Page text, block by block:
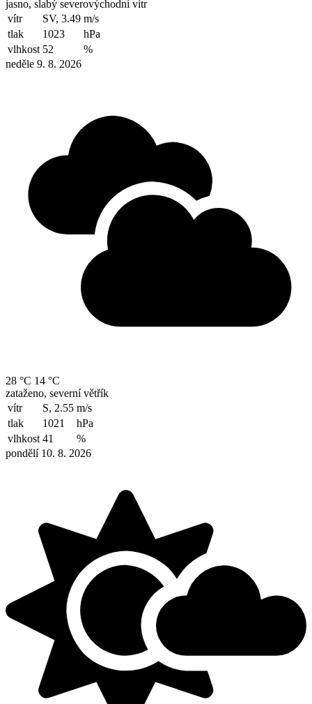
jasno, slabý severovýchodní vítr
vítr
SV, 3.49 m/s
tlak
1023
hPa
vlhkost 52
%
neděle 9. 8. 2026
28 °C 14 °C
zataženo, severní větřík
vítr
S, 2.55 m/s
tlak
1021
hPa
vlhkost 41
%
pondělí 10. 8. 2026